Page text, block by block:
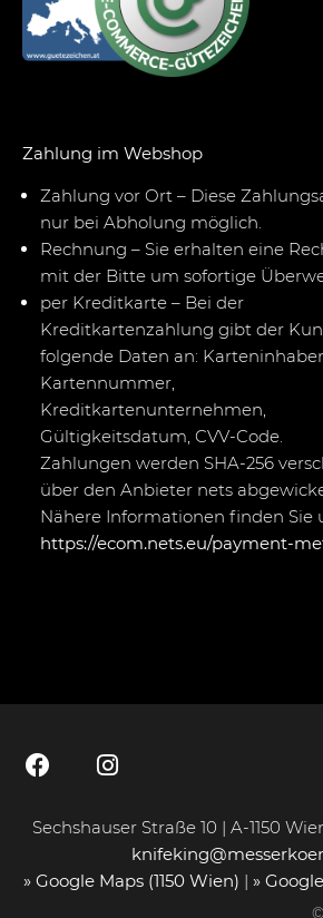
Zahlung im Webshop
Zahlung vor Ort – Diese
nur bei Abholung möglich.
Rechnung – Sie erhalten eine
mit der Bitte um sofortige
per Kreditkarte – Bei der
Kreditkartenzahlung gibt der
folgende Daten an:
Kartennummer,
Kreditkartenunternehmen,
Gültigkeitsdatum, CVV-Code.
Zahlungen werden SHA-256
über den Anbieter nets
Nähere Informationen finden Sie
https://ecom.nets.eu/payment-
Sechshauser Straße 10 | A-1150
» Google Maps (1150 Wien) | »